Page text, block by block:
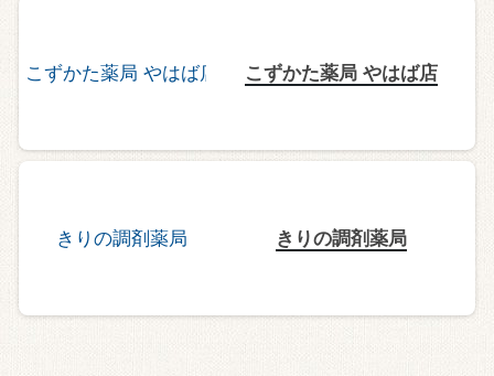
こずかた薬局 やはば店
きりの調剤薬局